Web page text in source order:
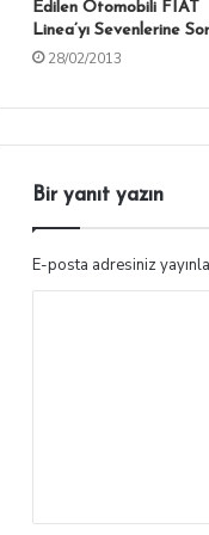
Edilen Otomobili FIAT
Linea’yı Sevenlerine
28/02/2013
Bir yanıt yazın
E-posta adresiniz